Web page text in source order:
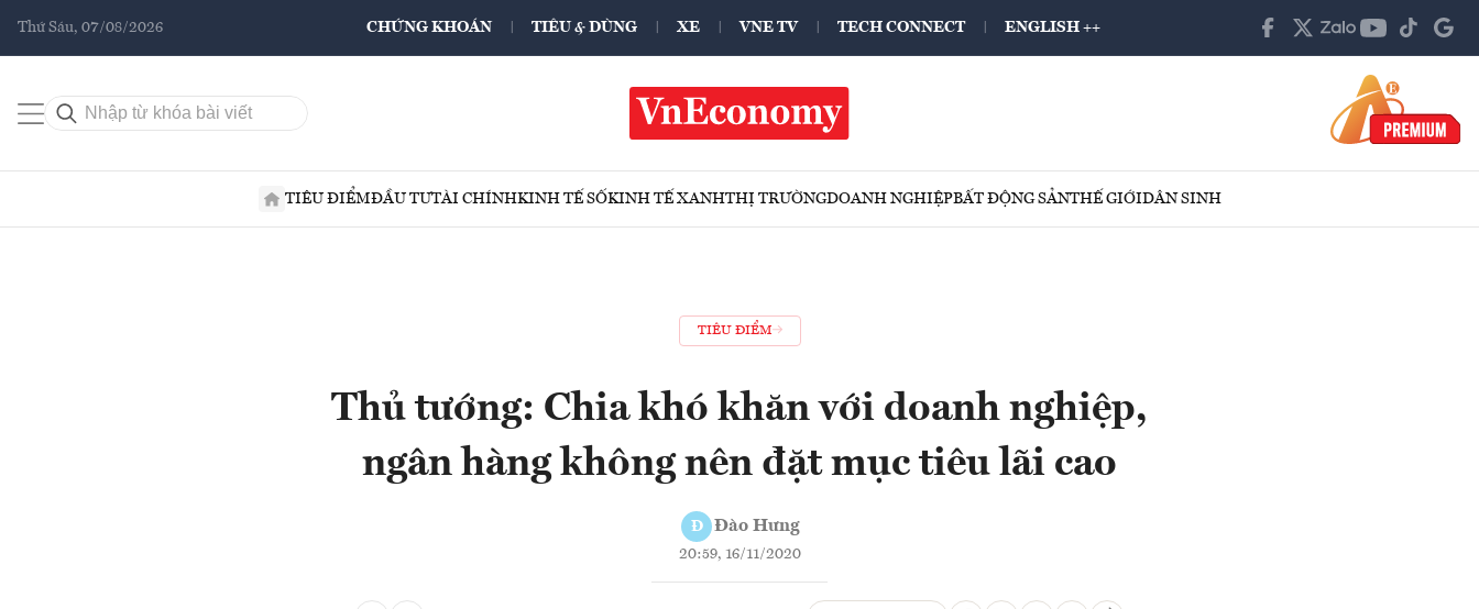
Thứ Sáu, 07/08/2026 CHỨNG KHOÁN TIÊU & DÙNG XE VNE TV TECH CONNECT ENGLISH ++
TIÊU ĐIỂMĐẦU TƯTÀI CHÍNHKINH TẾ SỐKINH TẾ XANHTHỊ TRƯỜNGDOANH NGHIỆPBẤT ĐỘNG SẢNTHẾ GIỚIDÂN SINH
TIÊU ĐIỂM
Thủ tướng: Chia khó khăn với doanh nghiệp,
ngân hàng không nên đặt mục tiêu lãi cao
Đ Đào Hưng
20:59, 16/11/2020